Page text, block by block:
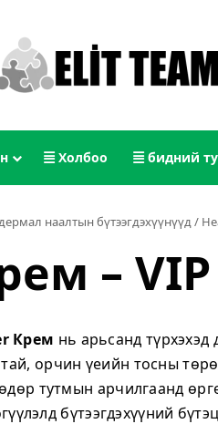
Холбоо бидний
наалтын бүтээгдэхүүнүүд/
–
Крем нь арьсанд
орчин үеийн тосны
тутмын арчилгаанд
бүтээгдэхүүний